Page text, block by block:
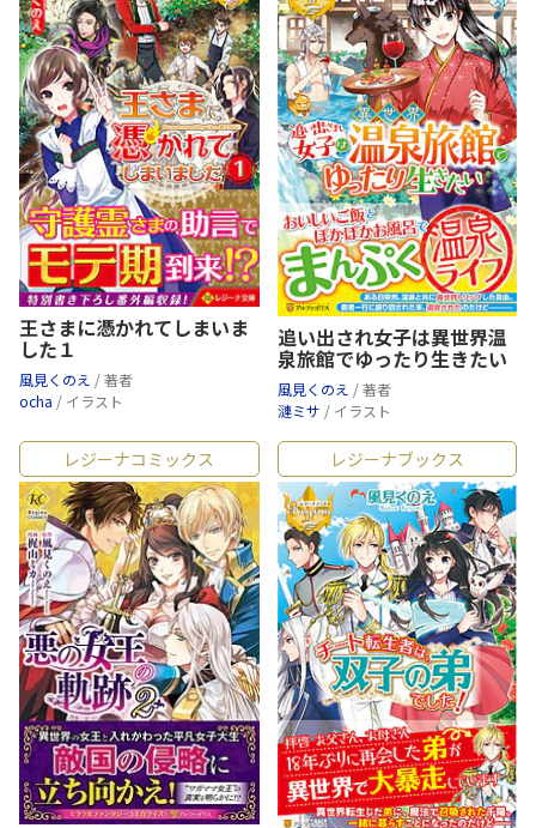
王さまに憑かれてしまいま
した１
風見くのえ / 著者
ocha / イラスト
追い出され女子は異世界温
泉旅館でゆったり生きたい
風見くのえ / 著者
漣ミサ / イラスト
レジーナコミックス レジーナブックス